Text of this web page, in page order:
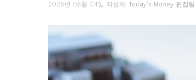
2026년 06월 04일 작성자: Today's Money 편집팀